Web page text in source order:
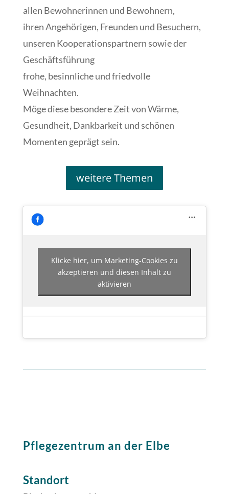
allen Bewohnerinnen und Bewohnern,
ihren Angehörigen, Freunden und Besuchern,
unseren Kooperationspartnern sowie der
Geschäftsführung
frohe, besinnliche und friedvolle
Weihnachten.
Möge diese besondere Zeit von Wärme,
Gesundheit, Dankbarkeit und schönen
Momenten geprägt sein.
weitere Themen
Klicke hier, um Marketing-Cookies zu
akzeptieren und diesen Inhalt zu
aktivieren
Pflegezentrum an der Elbe
Standort